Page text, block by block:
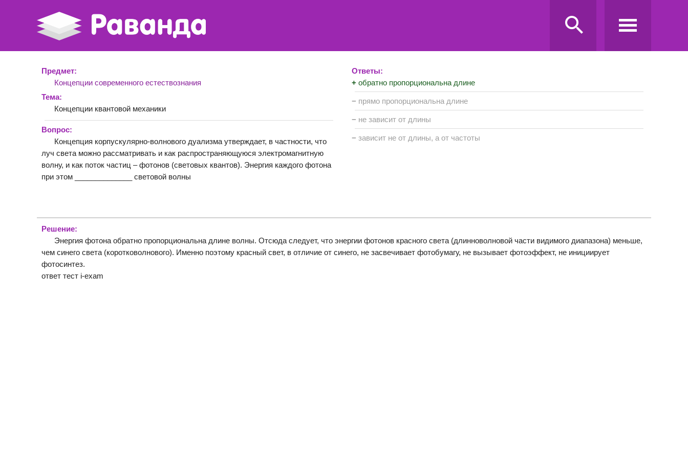
Предмет:
Концепции современного естествознания
Тема:
Концепции квантовой механики
Вопрос:
Концепция корпускулярно-волнового дуализма утверждает, в частности, что
луч света можно рассматривать и как распространяющуюся электромагнитную
волну, и как поток частиц – фотонов (световых квантов). Энергия каждого фотона
при этом ______________ световой волны
Ответы:
+ обратно пропорциональна длине
− прямо пропорциональна длине
− не зависит от длины
− зависит не от длины, а от частоты
Решение:
Энергия фотона обратно пропорциональна длине волны. Отсюда следует, что энергии фотонов красного света (длинноволновой части видимого диапазона) меньше,
чем синего света (коротковолнового). Именно поэтому красный свет, в отличие от синего, не засвечивает фотобумагу, не вызывает фотоэффект, не инициирует
фотосинтез.
ответ тест i-exam